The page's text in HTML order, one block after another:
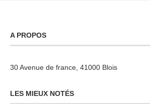
A PROPOS
30 Avenue de france, 41000 Blois
LES MIEUX NOTÉS